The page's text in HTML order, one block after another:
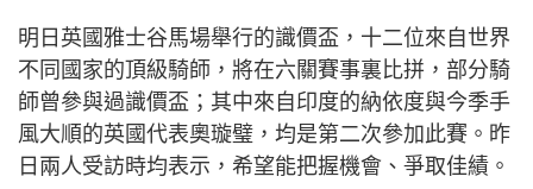
明日英國雅士谷馬場舉行的識價盃，十二位來自世界
不同國家的頂級騎師，將在六關賽事裏比拼，部分騎
師曾參與過識價盃；其中來自印度的納依度與今季手
風大順的英國代表奧璇璧，均是第二次參加此賽。昨
日兩人受訪時均表示，希望能把握機會、爭取佳績。